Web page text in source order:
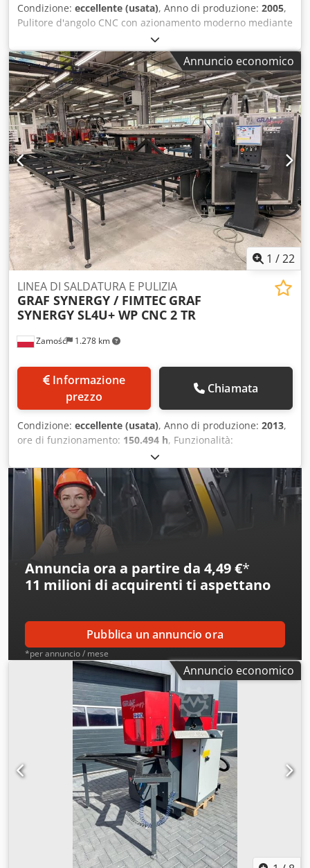
Condizione: eccellente (usata), Anno di produzione: 2005,
Pulitore d'angolo CNC con azionamento moderno mediante
motori lineari Centrare l'angolo dall'esterno della finestra
La programmazione dei profili si basa su un'interfaccia
grafica dopo l'inserimento dei disegni dei profili in formato
grafico I movimenti degli utensili con curve NC
semplificano la creazione e la modifica dei programmi
possibilità di installare fino a 19 utensili unità di fresatura
a disco pannello operatore liberamente programmabile
con Monitor TFT da 17 pollici e tastiera Sistema operativo
Windows Posizionamento tramite motori lineari altezza del
profilo 45-130 mm (opzionale 180 mm) larghezza del profilo
50-130 mm minimo dimensione della finestra con apertura
verso l'esterno Dksdpfx Aewh R Tkehter 320x320
Annuncio economico
1 /22
Zamość 1.278 km
LINEA DI SALDATURA E PULIZIA
GRAF SYNERGY / FIMTEC GRAF
SYNERGY SL4U+ WP CNC 2 TR
prezzo
Chiamata
Condizione: eccellente (usata), Anno di produzione: 2013,
ore di funzionamento: 150.494 h, Funzionalità:
, Linea di saldatura e pulizia
GRAF SYNERGY / FIMTEC, anno 2013. Direzione di lavoro da
sinistra a destra. Saldatrice a quattro teste SL4U,
dimensione max. 2800 x 3200 mm, min. 400 mm, cordone
0,2 mm. Pulitrice WP CNC 2 TR. Stazione di
raffreddamento. Coltelli per la pulizia di superfici piane
con scanalatura e superfici lisce. Ha eseguito solo 150494
cicli – condizioni tecniche molto buone. Dkjdpfx
Ahoyyxvwjtjr
Annuncia ora a partire da 4,49 €*
11 milioni di acquirenti ti aspettano
Pubblica un annuncio ora
*per annuncio / mese
Annuncio economico